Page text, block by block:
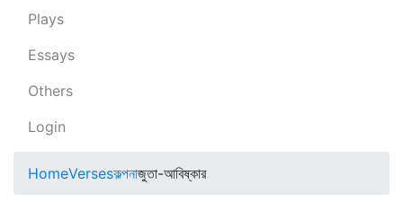
Plays
Essays
Others
Login
HomeVersesকল্পনাজুতা-আবিষ্কার